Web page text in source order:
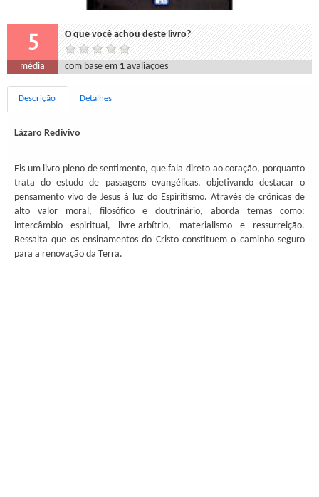
5 O que você achou deste livro?
média com base em 1 avaliações
Descrição Detalhes
Lázaro Redivivo
Eis um livro pleno de sentimento, que fala direto ao coração, porquanto
trata do estudo de passagens evangélicas, objetivando destacar o
pensamento vivo de Jesus à luz do Espiritismo. Através de crônicas de
alto valor moral, filosófico e doutrinário, aborda temas como:
intercâmbio espiritual, livre-arbítrio, materialismo e ressurreição.
Ressalta que os ensinamentos do Cristo constituem o caminho seguro
para a renovação da Terra.